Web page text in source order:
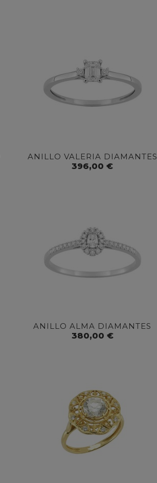
ANILLO VALERIA DIAMANTES
396,00 €
ANILLO ALMA DIAMANTES
380,00 €